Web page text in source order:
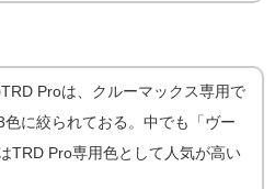
Proは、クルーマックス専用で
色に絞られておる。中でも「ヴー
TRD Pro専用色として人気が高い